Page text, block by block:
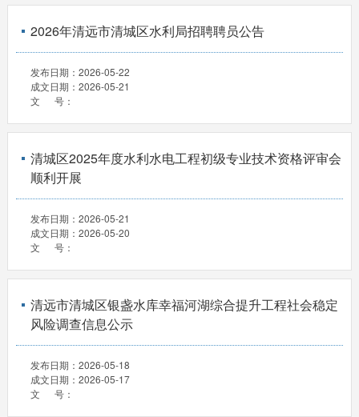
2026年清远市清城区水利局招聘聘员公告
发布日期： 2026-05-22
成文日期： 2026-05-21
文 号：
清城区2025年度水利水电工程初级专业技术资格评审会
顺利开展
发布日期： 2026-05-21
成文日期： 2026-05-20
文 号：
清远市清城区银盏水库幸福河湖综合提升工程社会稳定
风险调查信息公示
发布日期： 2026-05-18
成文日期： 2026-05-17
文 号：